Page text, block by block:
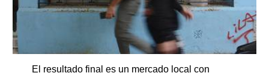
El resultado final es un mercado local con